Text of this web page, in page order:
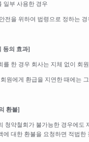
일부 사용한 경우
전을 위하여 법령으로 정하는 경
등의 효과]
한 경우 회사는 지체 없이 회
원에게 환급을 지연한 때에는
환불]
청약철회가 불가능한 경우에도
에 대한 환불을 요청하면 적법